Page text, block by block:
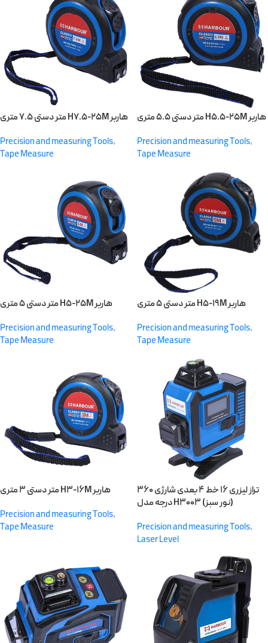
متر دستی ۷.۵ متری H۷.۵-۲۵M هاربر
Precision and measuring Tools,
Tape Measure
متر دستی ۵.۵ متری H۵.۵-۲۵M هاربر
Precision and measuring Tools,
Tape Measure
متر دستی ۵ متری H۵-۲۵M هاربر
Precision and measuring Tools,
Tape Measure
متر دستی ۵ متری H۵-۱۹M هاربر
Precision and measuring Tools,
Tape Measure
متر دستی ۳ متری H۳-۱۶M هاربر
Precision and measuring Tools,
Tape Measure
تراز لیزری ۱۶ خط ۴ بعدی شارژی ۳۶۰
درجه مدل H۳۰۰۳ (نور سبز)
Precision and measuring Tools,
Laser Level